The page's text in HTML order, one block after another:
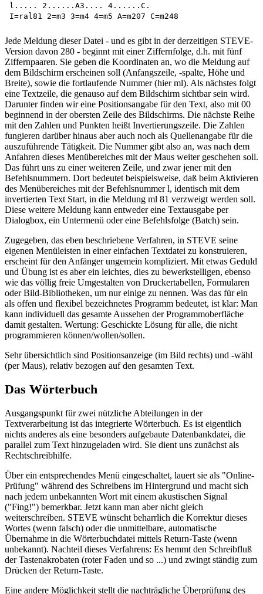
l..... 2......A3.... 4......C.
Jede Meldung dieser Datei - und es gibt in der derzeitigen STEVE-
Version davon 280 - beginnt mit einer Ziffernfolge, d.h. mit fünf
Ziffernpaaren. Sie geben die Koordinaten an, wo die Meldung auf
dem Bildschirm erscheinen soll (Anfangszeile, -spalte, Höhe und
Breite), sowie die fortlaufende Nummer (hier ml). Als nächstes folgt
eine Textzeile, die genauso auf dem Bildschirm sichtbar sein wird.
Darunter finden wir eine Positionsangabe für den Text, also mit 00
beginnend in der obersten Zeile des Bildschirms. Die nächste Reihe
mit den Zahlen und Punkten heißt Invertierungszeile. Die Zahlen
fungieren darüber hinaus aber auch noch als Quellenangabe für die
auszuführende Tätigkeit. Die Nummer gibt also an, was nach dem
Anfahren dieses Menübereiches mit der Maus weiter geschehen soll.
Das führt uns zu einer weiteren Zeile, und zwar jener mit den
Befehlsnummern. Dort bedeutet beispielsweise, daß beim Aktivieren
des Menübereiches mit der Befehlsnummer l, identisch mit dem
invertierten Text Start, in die Meldung ml 81 verzweigt werden soll.
Diese weitere Meldung kann entweder eine Textausgabe per
Dialogbox, ein Untermenü oder eine Befehlsfolge (Batch) sein.
Zugegeben, das eben beschriebene Verfahren, in STEVE seine
eigenen Menüleisten in einer einfachen Textdatei zu konstruieren,
erscheint für den Anfänger ungemein kompliziert. Mit etwas Geduld
und Übung ist es aber ein leichtes, dies zu bewerkstelligen, ebenso
wie das völlig freie Umgestalten von Druckertabellen, Formularen
oder Bild-Bibliotheken, um nur einige zu nennen. Was das für ein
als offen und flexibel bezeichnetes Programm bedeutet, ist klar: Man
kann individuell das gesamte Aussehen der Programmoberfläche
damit gestalten. Wertung: Geschickte Lösung für alle, die nicht
programmieren können/wollen/sollen.
Sehr übersichtlich sind Positionsanzeige (im Bild rechts) und -wähl
(per Maus), relativ bezogen auf den gesamten Text.
Das Wörterbuch
Ausgangspunkt für zwei nützliche Abteilungen in der
Textverarbeitung ist das integrierte Wörterbuch. Es ist eigentlich
nichts anderes als eine besonders aufgebaute Datenbankdatei, die
parallel zum Text hinzugeladen wird. Sie dient uns zunächst als
Rechtschreibhilfe.
Über ein entsprechendes Menü eingeschaltet, lauert sie als "Online-
Prüfung" während des Schreibens im Hintergrund und macht sich
nach jedem unbekannten Wort mit einem akustischen Signal
("Fing!") bemerkbar. Jetzt kann man aber nicht gleich
weiterschreiben. STEVE wünscht beharrlich die Korrektur dieses
Wortes (wenn falsch) oder die unmittelbare, automatische
Übernahme in die Wörterbuchdatei mittels Return-Taste (wenn
unbekannt). Nachteil dieses Verfahrens: Es hemmt den Schreibfluß
der Tastenakrobaten (roter Faden und so ...) und zwingt ständig zum
Drücken der Return-Taste.
Eine andere Möglichkeit stellt die nachträgliche Überprüfung des